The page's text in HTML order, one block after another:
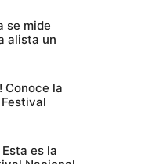
se mide
alista un
Conoce la
es la